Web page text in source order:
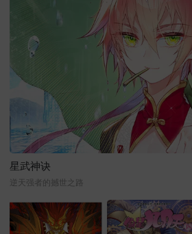
星武神诀
逆天强者的撼世之路